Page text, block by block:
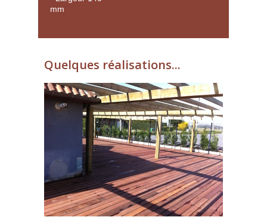
mm
Quelques réalisations...